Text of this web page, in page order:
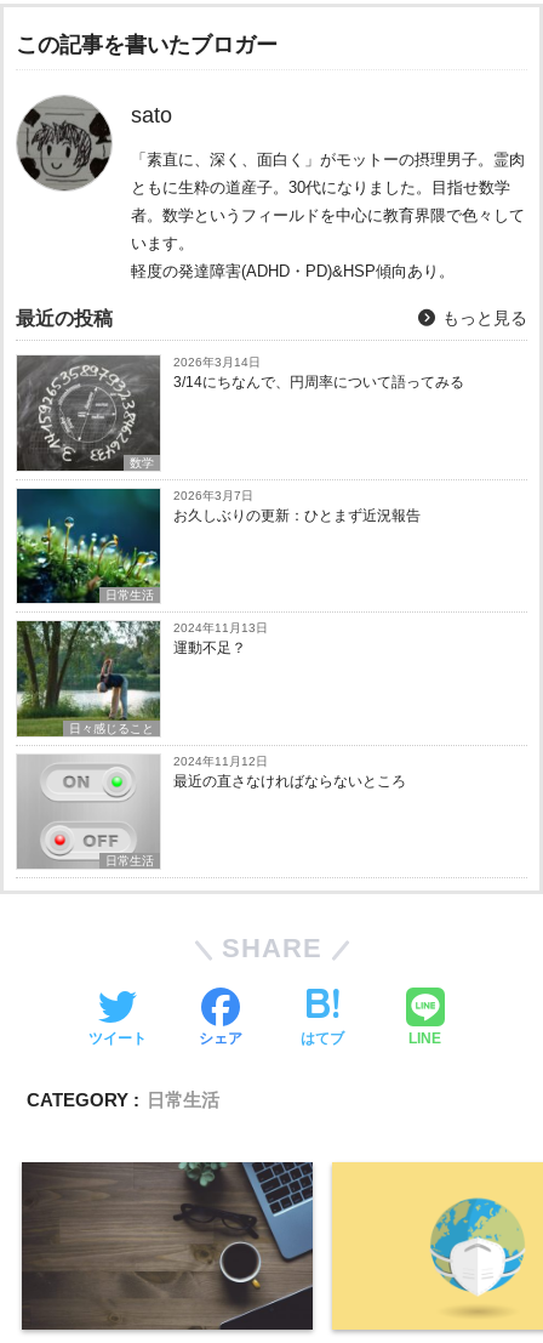
この記事を書いたブロガー
sato
「素直に、深く、面白く」がモットーの摂理男子。霊肉
ともに生粋の道産子。30代になりました。目指せ数学
者。数学というフィールドを中心に教育界隈で色々して
います。
軽度の発達障害(ADHD・PD)&HSP傾向あり。
最近の投稿 もっと見る
数学
2026年3月14日
3/14にちなんで、円周率について語ってみる
日常生活
2026年3月7日
お久しぶりの更新：ひとまず近況報告
日々感じること
2024年11月13日
運動不足？
日常生活
2024年11月12日
最近の直さなければならないところ
SHARE
ツイート シェア はてブ LINE
CATEGORY : 日常生活